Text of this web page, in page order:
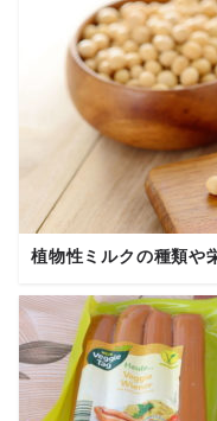
植物性ミルクの種類や